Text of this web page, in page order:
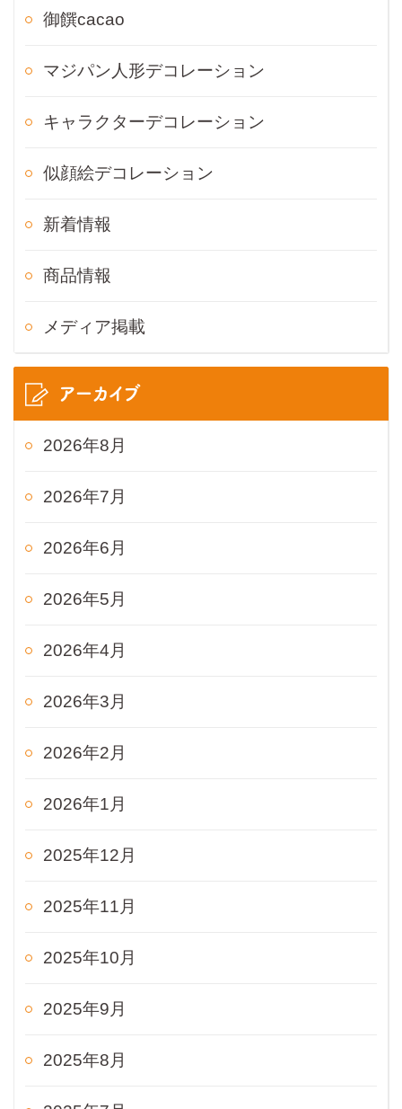
御饌cacao
マジパン人形デコレーション
キャラクターデコレーション
似顔絵デコレーション
新着情報
商品情報
メディア掲載
アーカイブ
2026年8月
2026年7月
2026年6月
2026年5月
2026年4月
2026年3月
2026年2月
2026年1月
2025年12月
2025年11月
2025年10月
2025年9月
2025年8月